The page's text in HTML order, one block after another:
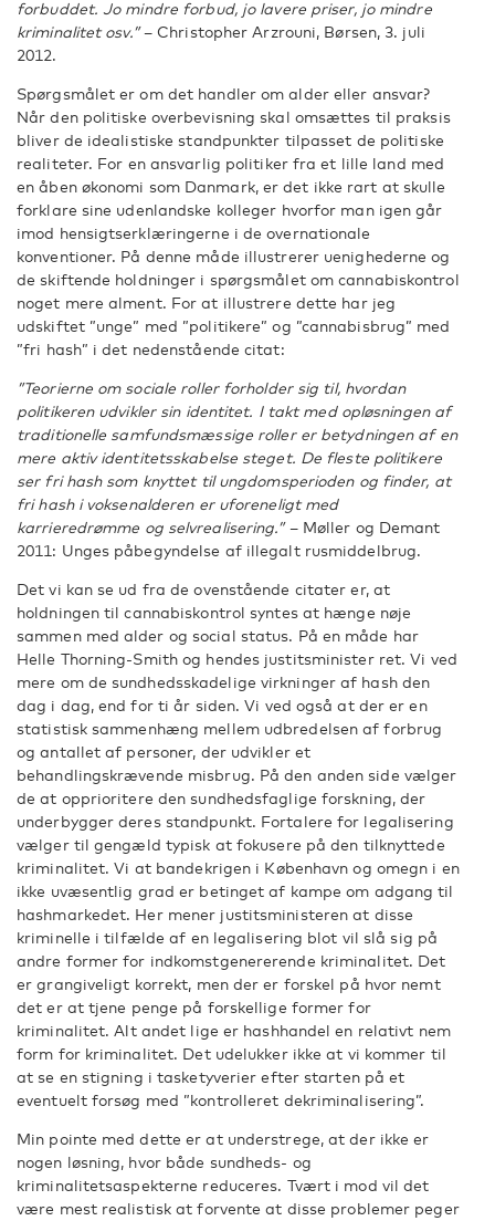
forbuddet. Jo mindre forbud, jo lavere priser, jo mindre
kriminalitet osv.”– Christopher Arzrouni, Børsen, 3. juli
2012.
Spørgsmålet er om det handler om alder eller ansvar?
Når den politiske overbevisning skal omsættes til praksis
bliver de idealistiske standpunkter tilpasset de politiske
realiteter. For en ansvarlig politiker fra et lille land med
en åben økonomi som Danmark, er det ikke rart at skulle
forklare sine udenlandske kolleger hvorfor man igen går
imod hensigtserklæringerne i de overnationale
konventioner. På denne måde illustrerer uenighederne og
de skiftende holdninger i spørgsmålet om cannabiskontrol
noget mere alment. For at illustrere dette har jeg
udskiftet ”unge” med ”politikere” og ”cannabisbrug” med
”fri hash” i det nedenstående citat:
”Teorierne om sociale roller forholder sig til, hvordan
politikeren udvikler sin identitet. I takt med opløsningen af
traditionelle samfundsmæssige roller er betydningen af en
mere aktiv identitetsskabelse steget. De fleste politikere
ser fri hash som knyttet til ungdomsperioden og finder, at
fri hash i voksenalderen er uforeneligt med
karrieredrømme og selvrealisering.”– Møller og Demant
2011: Unges påbegyndelse af illegalt rusmiddelbrug.
Det vi kan se ud fra de ovenstående citater er, at
holdningen til cannabiskontrol syntes at hænge nøje
sammen med alder og social status. På en måde har
Helle Thorning-Smith og hendes justitsminister ret. Vi ved
mere om de sundhedsskadelige virkninger af hash den
dag i dag, end for ti år siden. Vi ved også at der er en
statistisk sammenhæng mellem udbredelsen af forbrug
og antallet af personer, der udvikler et
behandlingskrævende misbrug. På den anden side vælger
de at opprioritere den sundhedsfaglige forskning, der
underbygger deres standpunkt. Fortalere for legalisering
vælger til gengæld typisk at fokusere på den tilknyttede
kriminalitet. Vi at bandekrigen i København og omegn i en
ikke uvæsentlig grad er betinget af kampe om adgang til
hashmarkedet. Her mener justitsministeren at disse
kriminelle i tilfælde af en legalisering blot vil slå sig på
andre former for indkomstgenererende kriminalitet. Det
er grangiveligt korrekt, men der er forskel på hvor nemt
det er at tjene penge på forskellige former for
kriminalitet. Alt andet lige er hashhandel en relativt nem
form for kriminalitet. Det udelukker ikke at vi kommer til
at se en stigning i tasketyverier efter starten på et
eventuelt forsøg med ”kontrolleret dekriminalisering”.
Min pointe med dette er at understrege, at der ikke er
nogen løsning, hvor både sundheds- og
kriminalitetsaspekterne reduceres. Tvært i mod vil det
være mest realistisk at forvente at disse problemer peger